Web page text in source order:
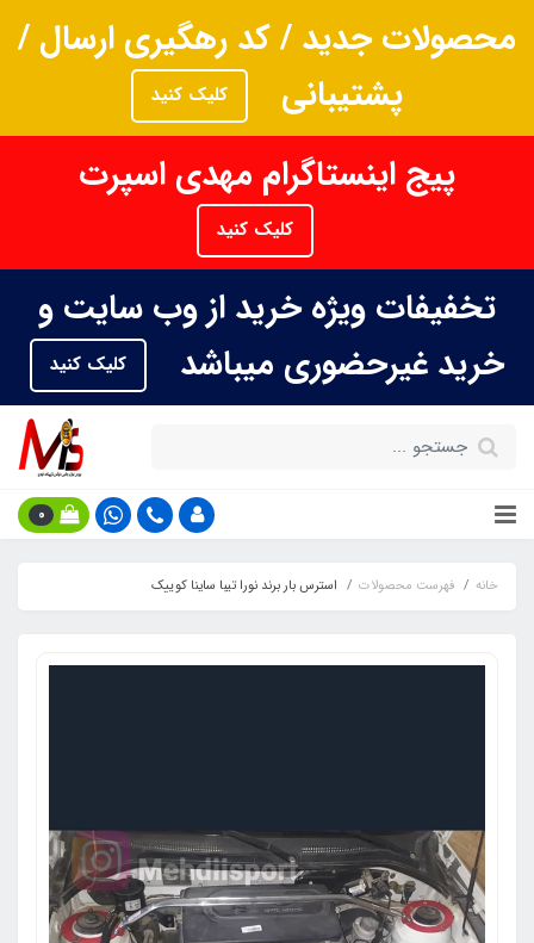
محصولات جدید / کد رهگیری ارسال /
پشتیبانی
کلیک کنید
پیج اینستاگرام مهدی اسپرت
کلیک کنید
تخفیفات ویژه خرید از وب سایت و
خرید غیرحضوری میباشد
کلیک کنید
0
خانه فهرست محصولات استرس بار برند نورا تیبا ساینا کوییک